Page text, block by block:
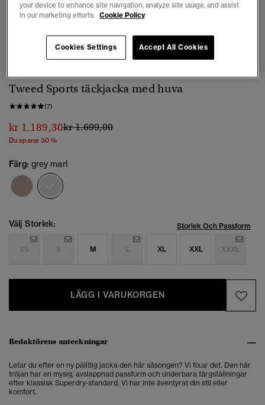
1 2 3 4 5 6 7
Tweed Sports täckjacka med huva
(7)
kr 1.189,30Pris reducerat från
kr 1.699,00till
Du sparar 30 %
Färg: grey marl
Välj Storlek: Storlek Och Passform
XS S M L XL XXL XXXL
LÄGG I VARUKORGEN
Redaktörens anteckningar
Letar du efter en ny pålitlig jacka den här säsongen? Vi fixar det. Den här
tröjan har en mysig, avslappnad passform och underbara färgställningar
efter klassisk Superdry-standard. Vi har inte äventyrat din stil eller
komfort.
your device to enhance site navigation, analyze site usage, and assist
in our marketing efforts. Cookie Policy
Accept All Cookies
Cookies Settings